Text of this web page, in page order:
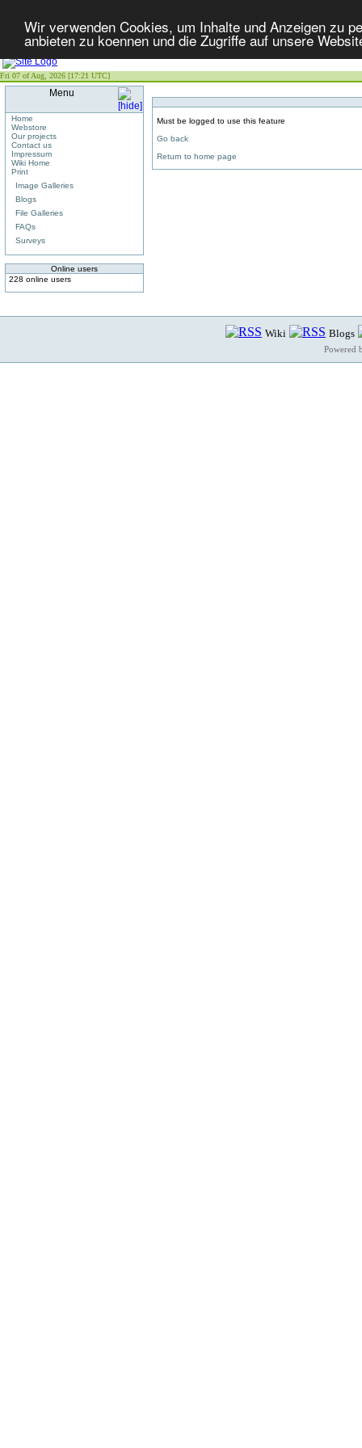
Wir verwenden Cookies, um Inhalte und Anzeigen zu
anbieten zu koennen und die Zugriffe auf unsere
Fri 07 of Aug, 2026 [17:21 UTC]
Menu
Home
Webstore
Our projects
Contact us
Impressum
Wiki Home
Print
Image Galleries
Blogs
File Galleries
FAQs
Surveys
Online users
228 online users
Must be logged to use this feature
Go back
Return to home page
Wiki Blogs
Powered